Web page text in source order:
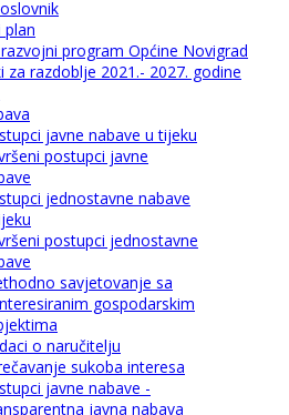
plan
program Općine Novigrad
za razdoblje 2021.- 2027. godine
javne nabave u tijeku
postupci javne
jednostavne nabave
postupci jednostavne
savjetovanje sa
gospodarskim
o naručitelju
sukoba interesa
javne nabave -
javna nabava